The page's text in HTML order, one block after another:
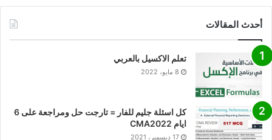
أحدث المقالات
تعلم الاكسيل بالعربي
8 مايو، 2022
كل اسئلة جليم للفار = تارجت حل ومراجعة على 6
ايام CMA2022
17 ديسمبر، 2021